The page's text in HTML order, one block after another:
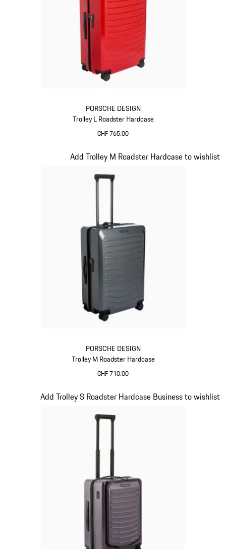
PORSCHE DESIGN
Trolley L Roadster Hardcase
CHF 765.00
PORSCHE DESIGN
Trolley M Roadster Hardcase
CHF 710.00
Add Trolley M Roadster Hardcase to wishlist
Add Trolley S Roadster Hardcase Business to wishlist
Diapositiva 10 di 20